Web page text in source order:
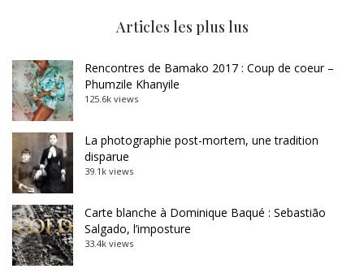
Articles les plus lus
Rencontres de Bamako 2017 : Coup de coeur –
Phumzile Khanyile
125.6k views
La photographie post-mortem, une tradition
disparue
39.1k views
Carte blanche à Dominique Baqué : Sebastião
Salgado, l’imposture
33.4k views